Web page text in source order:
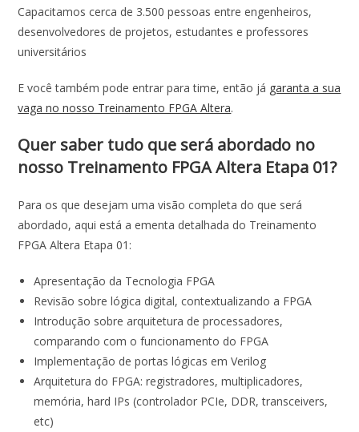
Capacitamos cerca de 3.500 pessoas entre engenheiros,
desenvolvedores de projetos, estudantes e professores
universitários
E você também pode entrar para time, então já garanta a sua
vaga no nosso Treinamento FPGA Altera.
Quer saber tudo que será abordado no
nosso Treinamento FPGA Altera Etapa 01?
Para os que desejam uma visão completa do que será
abordado, aqui está a ementa detalhada do Treinamento
FPGA Altera Etapa 01:
Apresentação da Tecnologia FPGA
Revisão sobre lógica digital, contextualizando a FPGA
Introdução sobre arquitetura de processadores,
comparando com o funcionamento do FPGA
Implementação de portas lógicas em Verilog
Arquitetura do FPGA: registradores, multiplicadores,
memória, hard IPs (controlador PCIe, DDR, transceivers,
etc)